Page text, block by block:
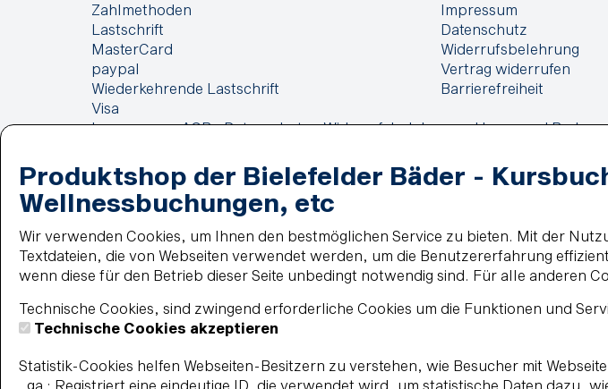
Zahlmethoden
Lastschrift
MasterCard
paypal
Wiederkehrende Lastschrift
Visa
Impressum
Datenschutz
Widerrufsbelehrung
Vertrag widerrufen
Barrierefreiheit
Impressum AGB Datenschutz Widerrufsbelehrung Haus- und
Produktshop der Bielefelder Bäder -
Wellnessbuchungen, etc
Wir verwenden Cookies, um Ihnen den bestmöglichen Service zu bieten. Mit der
Textdateien, die von Webseiten verwendet werden, um die Benutzererfahrung
wenn diese für den Betrieb dieser Seite unbedingt notwendig sind. Für alle anderen
Technische Cookies, sind zwingend erforderliche Cookies um die Funktionen und
Technische Cookies akzeptieren
Statistik-Cookies helfen Webseiten-Besitzern zu verstehen, wie Besucher mit
_ga : Registriert eine eindeutige ID, die verwendet wird, um statistische Daten dazu,